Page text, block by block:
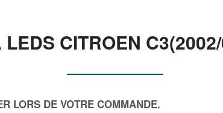
LEDS CITROEN
LORS DE VOTRE COMMANDE.